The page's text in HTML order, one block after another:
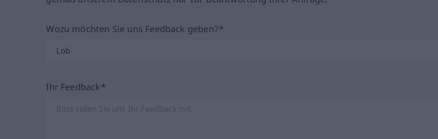
Wozu möchten Sie uns Feedback geben?*
Ihr Feedback*